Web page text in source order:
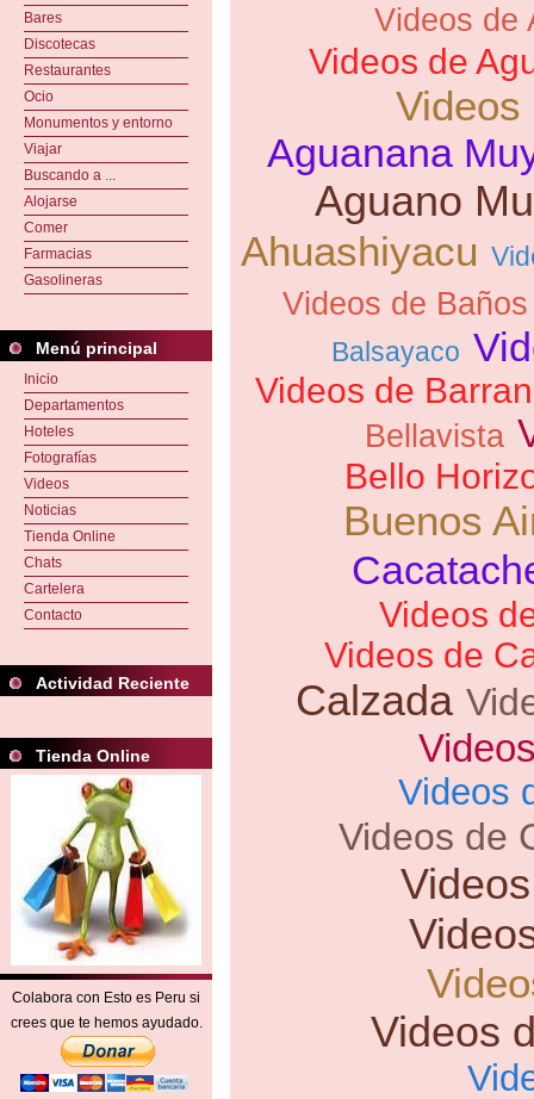
Bares
Discotecas
Restaurantes
Ocio
Monumentos y entorno
Viajar
Buscando a ...
Alojarse
Comer
Farmacias
Gasolineras
Menú principal
Inicio
Departamentos
Hoteles
Fotografías
Videos
Noticias
Tienda Online
Chats
Cartelera
Contacto
Actividad Reciente
Tienda Online
Colabora con Esto es Peru si
crees que te hemos ayudado.
Videos de
Videos de
Videos
Aguanana
Aguano
Ahuashiyacu
Videos de Baños
Balsayaco
Videos de
Bellavista
Bello
Buenos
Videos
Videos de
Calzada
Videos
Videos de
Videos